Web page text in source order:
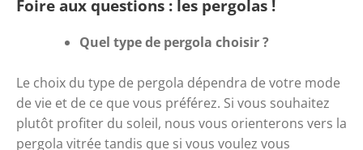
Foire aux questions : les pergolas !
Quel type de pergola choisir ?
Le choix du type de pergola dépendra de votre mode
de vie et de ce que vous préférez. Si vous souhaitez
plutôt profiter du soleil, nous vous orienterons vers la
pergola vitrée tandis que si vous voulez vous